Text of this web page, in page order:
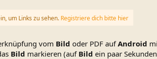
um Links zu sehen. Registriere dich bitte hier
vom Bild oder PDF aufAndroid
Bild markieren (auf Bild ein paar